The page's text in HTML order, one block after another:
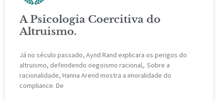
A Psicologia Coercitiva do
Altruismo.
Já no século passado, Aynd Rand explicara os perigos do
altruismo, defendendo oegoismo racional,. Sobre a
racionalidade, Hanna Arend mostra a imoralidade do
compliance. De